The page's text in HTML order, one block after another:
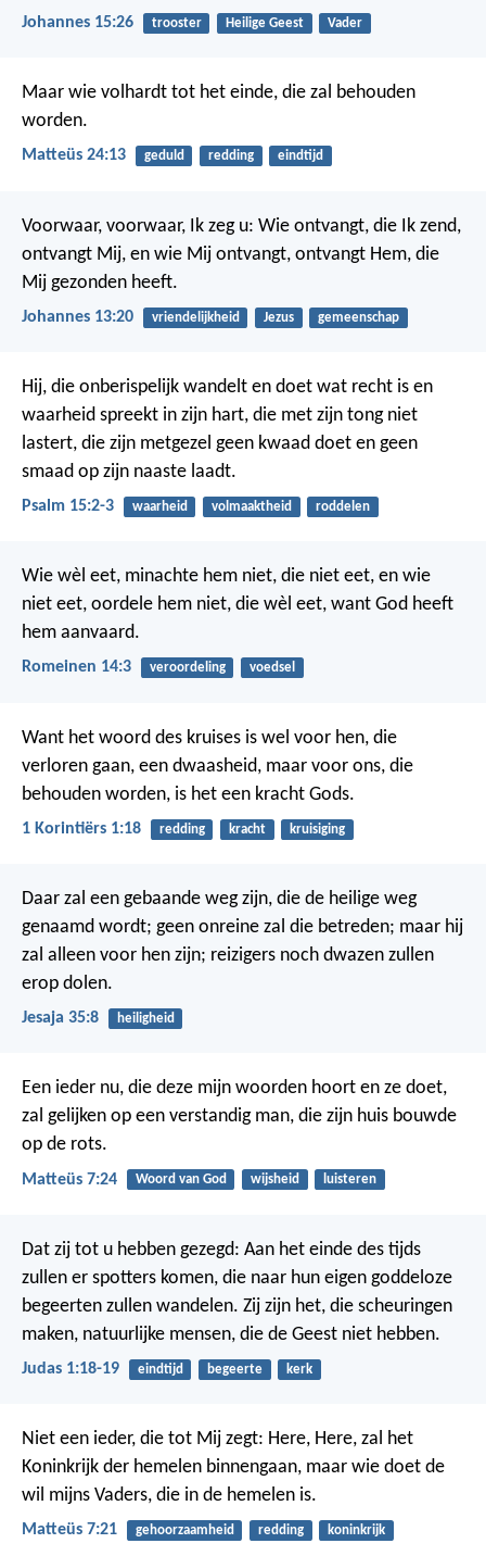
Johannes 15:26 trooster Heilige Geest Vader
Maar wie volhardt tot het einde, die zal behouden
worden.
Matteüs 24:13 geduld redding eindtijd
Voorwaar, voorwaar, Ik zeg u: Wie ontvangt, die Ik zend,
ontvangt Mij, en wie Mij ontvangt, ontvangt Hem, die
Mij gezonden heeft.
Johannes 13:20 vriendelijkheid Jezus gemeenschap
Hij, die onberispelijk wandelt en doet wat recht is en
waarheid spreekt in zijn hart, die met zijn tong niet
lastert, die zijn metgezel geen kwaad doet en geen
smaad op zijn naaste laadt.
Psalm 15:2-3 waarheid volmaaktheid roddelen
Wie wèl eet, minachte hem niet, die niet eet, en wie
niet eet, oordele hem niet, die wèl eet, want God heeft
hem aanvaard.
Romeinen 14:3 veroordeling voedsel
Want het woord des kruises is wel voor hen, die
verloren gaan, een dwaasheid, maar voor ons, die
behouden worden, is het een kracht Gods.
1 Korintiërs 1:18 redding kracht kruisiging
Daar zal een gebaande weg zijn, die de heilige weg
genaamd wordt; geen onreine zal die betreden; maar hij
zal alleen voor hen zijn; reizigers noch dwazen zullen
erop dolen.
Jesaja 35:8 heiligheid
Een ieder nu, die deze mijn woorden hoort en ze doet,
zal gelijken op een verstandig man, die zijn huis bouwde
op de rots.
Matteüs 7:24 Woord van God wijsheid luisteren
Dat zij tot u hebben gezegd: Aan het einde des tijds
zullen er spotters komen, die naar hun eigen goddeloze
begeerten zullen wandelen. Zij zijn het, die scheuringen
maken, natuurlijke mensen, die de Geest niet hebben.
Judas 1:18-19 eindtijd begeerte kerk
Niet een ieder, die tot Mij zegt: Here, Here, zal het
Koninkrijk der hemelen binnengaan, maar wie doet de
wil mijns Vaders, die in de hemelen is.
Matteüs 7:21 gehoorzaamheid redding koninkrijk